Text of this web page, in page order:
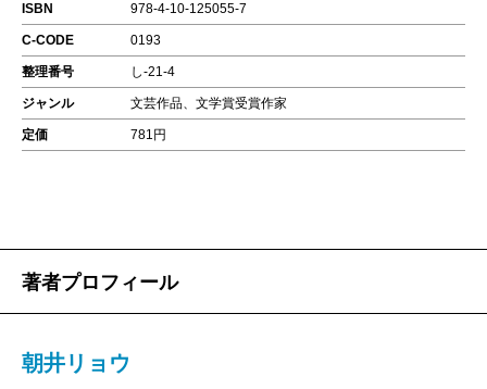
ISBN 978-4-10-125055-7
C-CODE 0193
整理番号 し-21-4
ジャンル 文芸作品、文学賞受賞作家
定価 781円
著者プロフィール
朝井リョウ